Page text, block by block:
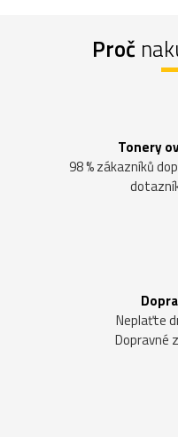
Proč
Tonery
98 % zákazníků
Neplaťte
Dopravné